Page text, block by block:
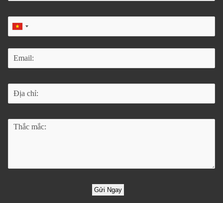
Gửi Ngay